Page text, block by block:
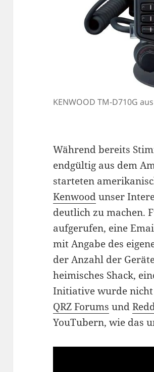
KENWOOD TM-D710G
Während bereits
endgültig aus dem
starteten
Kenwoodunser
deutlich zu machen.
aufgerufen, eine
mit Angabe des
der Anzahl der
heimisches Shack,
Initiative wurde
QRZ Forums und
YouTubern, wie das